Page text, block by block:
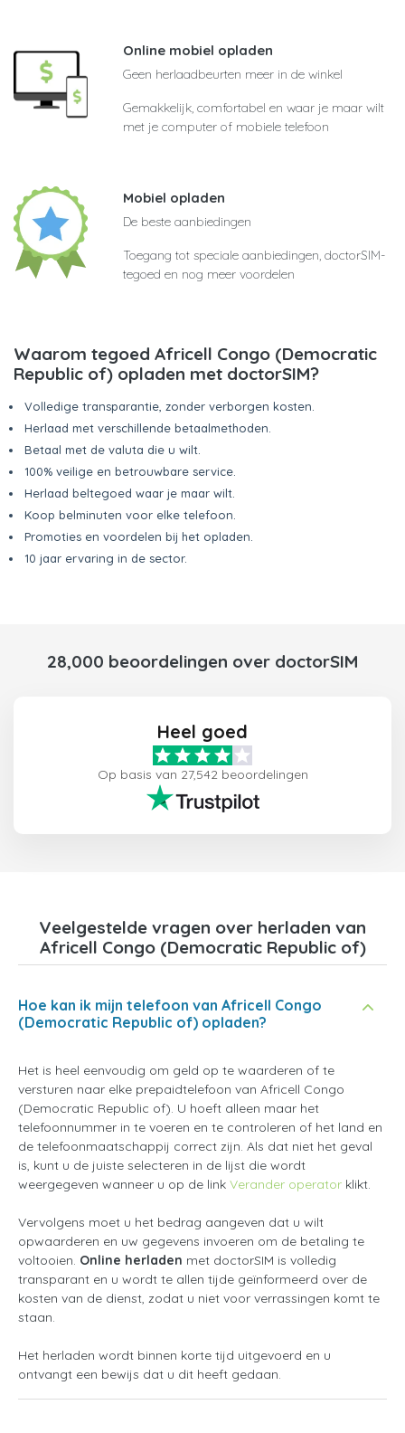
Online mobiel opladen
Geen herlaadbeurten meer in de winkel
Gemakkelijk, comfortabel en waar je maar wilt
met je computer of mobiele telefoon
Mobiel opladen
De beste aanbiedingen
Toegang tot speciale aanbiedingen, doctorSIM-
tegoed en nog meer voordelen
Waarom tegoed Africell Congo (Democratic
Republic of) opladen met doctorSIM?
Volledige transparantie, zonder verborgen kosten.
Herlaad met verschillende betaalmethoden.
Betaal met de valuta die u wilt.
100% veilige en betrouwbare service.
Herlaad beltegoed waar je maar wilt.
Koop belminuten voor elke telefoon.
Promoties en voordelen bij het opladen.
10 jaar ervaring in de sector.
28,000 beoordelingen over doctorSIM
Heel goed
Op basis van 27,542 beoordelingen
Veelgestelde vragen over herladen van
Africell Congo (Democratic Republic of)
Hoe kan ik mijn telefoon van Africell Congo
(Democratic Republic of) opladen?
Het is heel eenvoudig om geld op te waarderen of te
versturen naar elke prepaidtelefoon van Africell Congo
(Democratic Republic of). U hoeft alleen maar het
telefoonnummer in te voeren en te controleren of het land en
de telefoonmaatschappij correct zijn. Als dat niet het geval
is, kunt u de juiste selecteren in de lijst die wordt
weergegeven wanneer u op de link Verander operator klikt.
Vervolgens moet u het bedrag aangeven dat u wilt
opwaarderen en uw gegevens invoeren om de betaling te
voltooien. Online herladen met doctorSIM is volledig
transparant en u wordt te allen tijde geïnformeerd over de
kosten van de dienst, zodat u niet voor verrassingen komt te
staan.
Het herladen wordt binnen korte tijd uitgevoerd en u
ontvangt een bewijs dat u dit heeft gedaan.